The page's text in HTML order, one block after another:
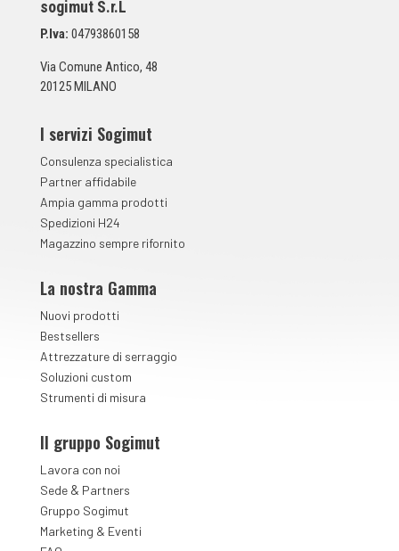
u
n
a
*
sogimut S.r.L
P.Iva: 04793860158
Via Comune Antico, 48
20125 MILANO
I servizi Sogimut
Consulenza specialistica
Partner affidabile
Ampia gamma prodotti
Spedizioni H24
Magazzino sempre rifornito
La nostra Gamma
Nuovi prodotti
Bestsellers
Attrezzature di serraggio
Soluzioni custom
Strumenti di misura
Il gruppo Sogimut
Lavora con noi
Sede& Partners
Gruppo Sogimut
Marketing & Eventi